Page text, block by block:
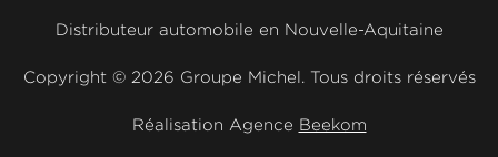
Distributeur automobile en Nouvelle-Aquitaine
Copyright © 2026 Groupe Michel. Tous droits réservés
Réalisation Agence Beekom